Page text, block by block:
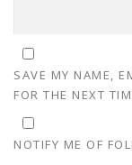
SAVE MY NAME,
FOR THE NEXT
NOTIFY ME OF